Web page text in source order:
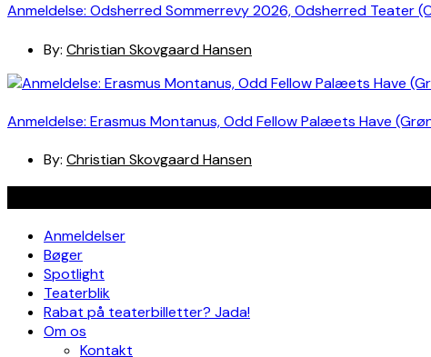
Anmeldelse: Odsherred Sommerrevy 2026, Odsherred Teater
By: Christian Skovgaard Hansen
Anmeldelse: Erasmus Montanus, Odd Fellow Palæets Have
By: Christian Skovgaard Hansen
Anmeldelser
Bøger
Spotlight
Teaterblik
Rabat på teaterbilletter? Jada!
Om os
Kontakt